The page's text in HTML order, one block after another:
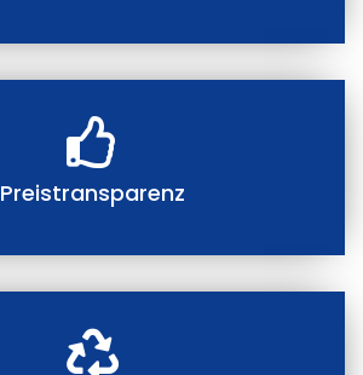
Preistransparenz